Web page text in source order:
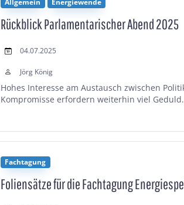
Allgemein Energiewende
Rückblick Parlamentarischer Abend 2025
04.07.2025
Jörg König
Hohes Interesse am Austausch zwischen
Kompromisse erfordern weiterhin viel Geduld.
Fachtagung
Foliensätze für die Fachtagung